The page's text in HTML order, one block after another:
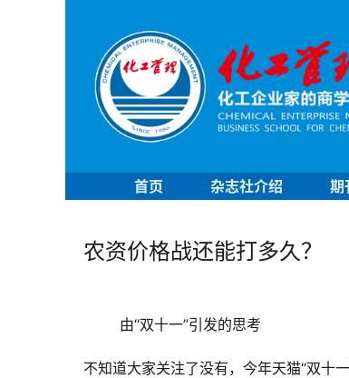
首页 杂志社介绍 期
农资价格战还能打多久？
由“双十一”引发的思考
不知道大家关注了没有，今年天猫“双十